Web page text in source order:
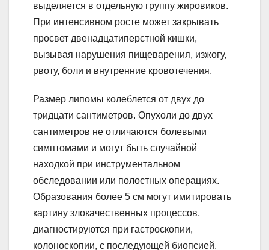
выделяется в отдельную группу жировиков.
При интенсивном росте может закрывать
просвет двенадцатиперстной кишки,
вызывая нарушения пищеварения, изжогу,
рвоту, боли и внутренние кровотечения.
Размер липомы колеблется от двух до
тридцати сантиметров. Опухоли до двух
сантиметров не отличаются болевыми
симптомами и могут быть случайной
находкой при инструментальном
обследовании или полостных операциях.
Образования более 5 см могут имитировать
картину злокачественных процессов,
диагностируются при гастроскопии,
колоноскопии, с последующей биопсией.